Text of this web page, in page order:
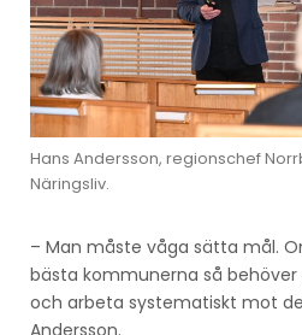
Hans Andersson, regionschef
Näringsliv.
– Man måste våga sätta mål.
bästa kommunerna så
och arbeta systematiskt mot
Andersson.